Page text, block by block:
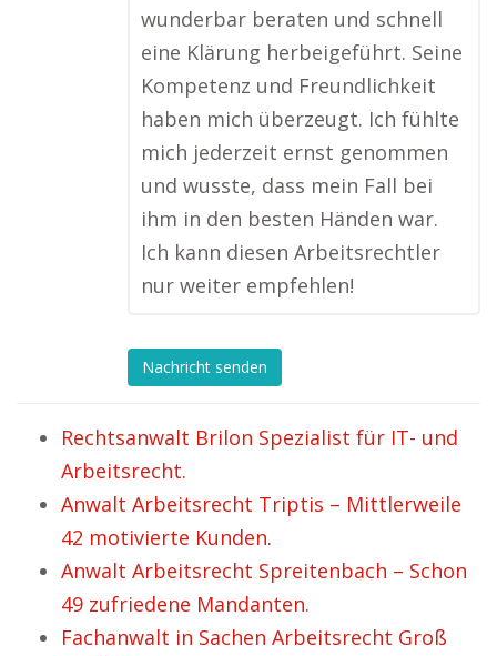
wunderbar beraten und schnell
eine Klärung herbeigeführt. Seine
Kompetenz und Freundlichkeit
haben mich überzeugt. Ich fühlte
mich jederzeit ernst genommen
und wusste, dass mein Fall bei
ihm in den besten Händen war.
Ich kann diesen Arbeitsrechtler
nur weiter empfehlen!
Nachricht senden
Rechtsanwalt Brilon Spezialist für IT- und
Arbeitsrecht.
Anwalt Arbeitsrecht Triptis – Mittlerweile
42 motivierte Kunden.
Anwalt Arbeitsrecht Spreitenbach – Schon
49 zufriedene Mandanten.
Fachanwalt in Sachen Arbeitsrecht Groß